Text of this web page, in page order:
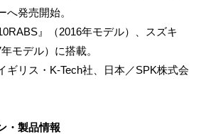
発売開始。
』（2016年モデル）、スズキ
モデル）に搭載。
ギリス・K-Tech社、日本／SPK株式会
・製品情報